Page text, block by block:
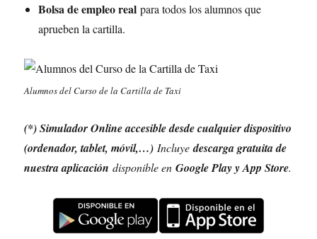
Bolsa de empleo real para todos los alumnos que
aprueben la cartilla.
Alumnos del Curso de la Cartilla de Taxi
(*) Simulador Online accesible desde cualquier dispositivo
(ordenador, tablet, móvil,…)Incluyedescarga gratuita de
nuestra aplicación disponible enGoogle Play y App Store.